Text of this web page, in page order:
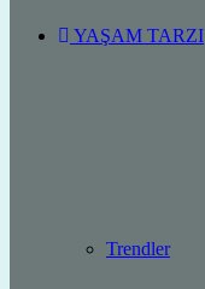
YAŞAM TARZI
Trendler